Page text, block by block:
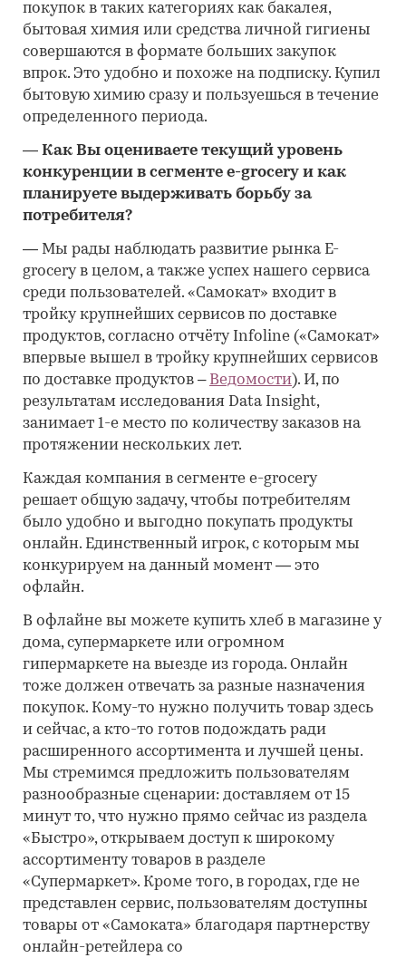
покупок в таких категориях как бакалея,
бытовая химия или средства личной гигиены
совершаются в формате больших закупок
впрок. Это удобно и похоже на подписку. Купил
бытовую химию сразу и пользуешься в течение
определенного периода.
― Как Вы оцениваете текущий уровень
конкуренции в сегменте e-grocery и как
планируете выдерживать борьбу за
потребителя?
― Мы рады наблюдать развитие рынка E-
grocery в целом, а также успех нашего сервиса
среди пользователей. «Самокат» входит в
тройку крупнейших сервисов по доставке
продуктов, согласно отчёту Infoline («Самокат»
впервые вышел в тройку крупнейших сервисов
по доставке продуктов – Ведомости). И, по
результатам исследования Data Insight,
занимает 1-е место по количеству заказов на
протяжении нескольких лет.
Каждая компания в сегменте e-grocery
решает общую задачу, чтобы потребителям
было удобно и выгодно покупать продукты
онлайн. Единственный игрок, с которым мы
конкурируем на данный момент — это
офлайн.
В офлайне вы можете купить хлеб в магазине у
дома, супермаркете или огромном
гипермаркете на выезде из города. Онлайн
тоже должен отвечать за разные назначения
покупок. Кому-то нужно получить товар здесь
и сейчас, а кто-то готов подождать ради
расширенного ассортимента и лучшей цены.
Мы стремимся предложить пользователям
разнообразные сценарии: доставляем от 15
минут то, что нужно прямо сейчас из раздела
«Быстро», открываем доступ к широкому
ассортименту товаров в разделе
«Супермаркет». Кроме того, в городах, где не
представлен сервис, пользователям доступны
товары от «Самоката» благодаря партнерству
онлайн-ретейлера со